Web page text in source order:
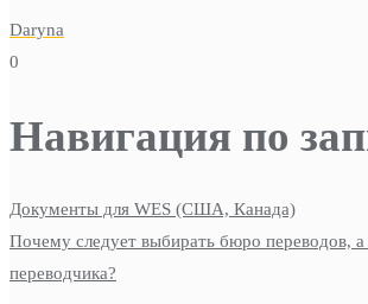
Daryna
0
Навигация по
Документы для WES (США, Канада)
Почему следует выбирать бюро переводов, а
переводчика?